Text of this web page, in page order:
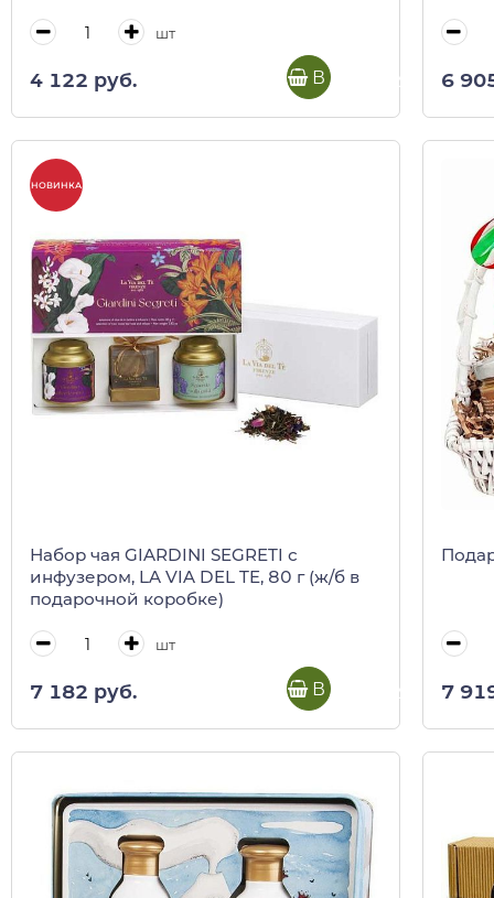
шт
4 122 руб. В корзину 6
НОВИНКА
Набор чая GIARDINI SEGRETI с
инфузером, LA VIA DEL TE, 80 г (ж/б в
подарочной коробке)
шт
7 182 руб. В корзину 7